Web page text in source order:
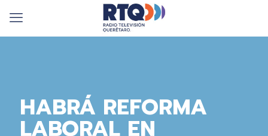
HABRÁ REFORMA
LABORAL EN